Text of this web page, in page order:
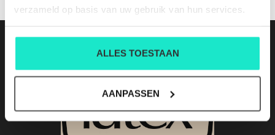
verzameld op basis van uw gebruik van hun services.
ALLES TOESTAAN
AANPASSEN